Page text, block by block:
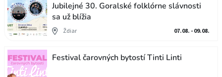
Jubilejné 30. Goralské folklórne slávnosti
sa už blížia
Ždiar 07.08. - 09.08.
Festival čarovných bytostí Tinti Linti